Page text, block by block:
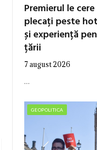
Premierul le
plecați peste
și experiență
țării
7 august 2026
…
GEOPOLITICA